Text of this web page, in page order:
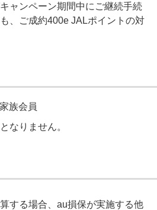
ャンペーン期間中にご継続手続
、ご成約400e JALポイントの対
族会員
なりません。
する場合、au損保が実施する他